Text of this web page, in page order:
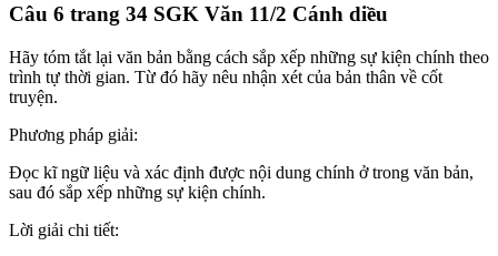
Câu 6 trang 34 SGK Văn 11/2 Cánh diều
Hãy tóm tắt lại văn bản bằng cách sắp xếp những sự kiện chính theo
trình tự thời gian. Từ đó hãy nêu nhận xét của bản thân về cốt
truyện.
Phương pháp giải:
Đọc kĩ ngữ liệu và xác định được nội dung chính ở trong văn bản,
sau đó sắp xếp những sự kiện chính.
Lời giải chi tiết: